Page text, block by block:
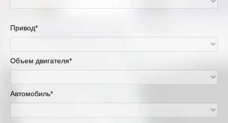
Привод*
Объем двигателя*
Автомобиль*